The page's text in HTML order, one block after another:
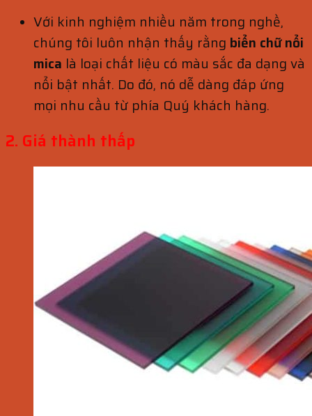
Với kinh nghiệm nhiều năm trong nghề,
chúng tôi luôn nhận thấy rằng biển chữ nổi
mica là loại chất liệu có màu sắc đa dạng và
nổi bật nhất. Do đó, nó dễ dàng đáp ứng
mọi nhu cầu từ phía Quý khách hàng.
2. Giá thành thấp